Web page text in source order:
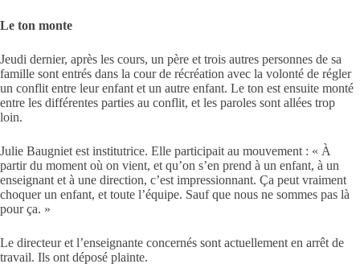
Le ton monte
Jeudi dernier, après les cours, un père et trois autres personnes de sa
famille sont entrés dans la cour de récréation avec la volonté de régler
un conflit entre leur enfant et un autre enfant. Le ton est ensuite monté
entre les différentes parties au conflit, et les paroles sont allées trop
loin.
Julie Baugniet est institutrice. Elle participait au mouvement : « À
partir du moment où on vient, et qu’on s’en prend à un enfant, à un
enseignant et à une direction, c’est impressionnant. Ça peut vraiment
choquer un enfant, et toute l’équipe. Sauf que nous ne sommes pas là
pour ça. »
Le directeur et l’enseignante concernés sont actuellement en arrêt de
travail. Ils ont déposé plainte.